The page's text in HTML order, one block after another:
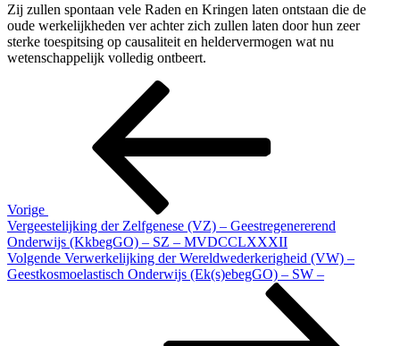
Zij zullen spontaan vele Raden en Kringen laten ontstaan die de
oude werkelijkheden ver achter zich zullen laten door hun zeer
sterke toespitsing op causaliteit en heldervermogen wat nu
wetenschappelijk volledig ontbeert.
Vorige
Vergeestelijking der Zelfgenese (VZ) – Geestregenererend
Onderwijs (KkbegGO) – SZ – MVDCCLXXXII
Volgend
bericht
Volgende Verwerkelijking der Wereldwederkerigheid (VW) –
Geestkosmoelastisch Onderwijs (Ek(s)ebegGO) – SW –